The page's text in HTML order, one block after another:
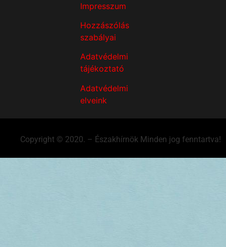
Impresszum
Hozzászólás
szabályai
Adatvédelmi
tájékoztató
Adatvédelmi
elveink
Copyright © 2020. – Északhírnök Minden jog fenntartva!